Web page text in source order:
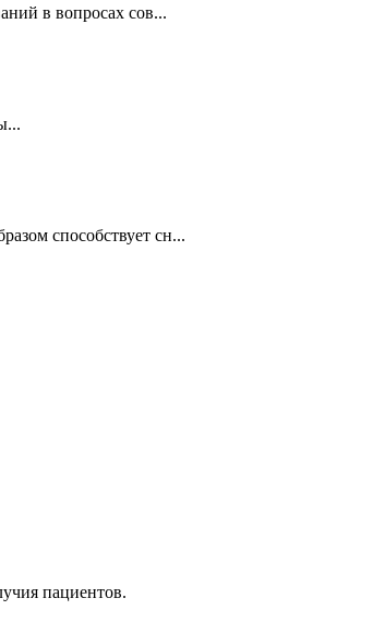
в вопросах сов...
способствует сн...
пациентов.